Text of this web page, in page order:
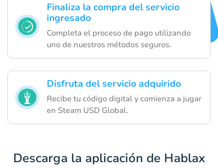
Finaliza la compra del servicio
ingresado
Completa el proceso de pago utilizando
uno de nuestros métodos seguros.
Disfruta del servicio adquirido
Recibe tu código digital y comienza a jugar
en Steam USD Global.
Descarga la aplicación de Hablax